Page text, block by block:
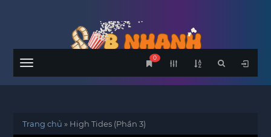
Menu
0
Trang chủ » High Tides (Phần 3)